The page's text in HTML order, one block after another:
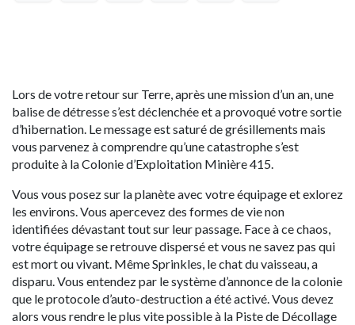
Lors de votre retour sur Terre, après une mission d’un an, une
balise de détresse s’est déclenchée et a provoqué votre sortie
d’hibernation. Le message est saturé de grésillements mais
vous parvenez à comprendre qu’une catastrophe s’est
produite à la Colonie d’Exploitation Minière 415.
Vous vous posez sur la planète avec votre équipage et exlorez
les environs. Vous apercevez des formes de vie non
identifiées dévastant tout sur leur passage. Face à ce chaos,
votre équipage se retrouve dispersé et vous ne savez pas qui
est mort ou vivant. Même Sprinkles, le chat du vaisseau, a
disparu. Vous entendez par le système d’annonce de la colonie
que le protocole d’auto-destruction a été activé. Vous devez
alors vous rendre le plus vite possible à la Piste de Décollage